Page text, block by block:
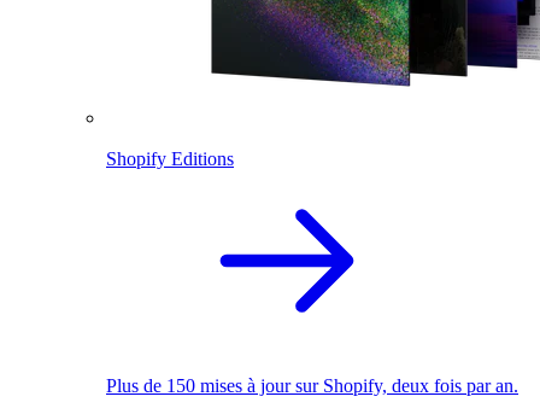
Shopify Editions
Plus de 150 mises à jour sur Shopify, deux fois par an.